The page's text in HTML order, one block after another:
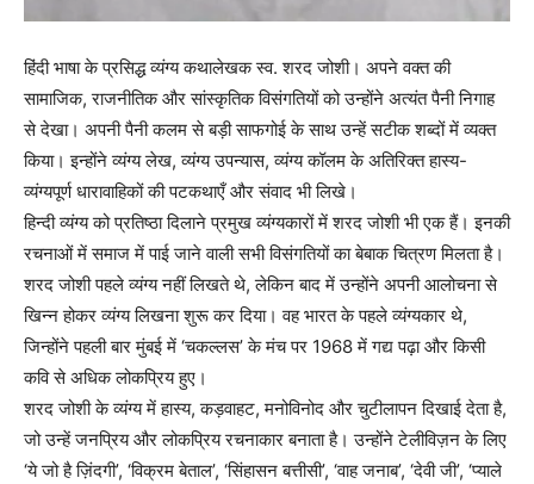
हिंदी भाषा के प्रसिद्ध व्यंग्य कथालेखक स्व. शरद जोशी। अपने वक्त की
सामाजिक, राजनीतिक और सांस्कृतिक विसंगतियों को उन्होंने अत्यंत पैनी निगाह
से देखा। अपनी पैनी कलम से बड़ी साफगोई के साथ उन्हें सटीक शब्दों में व्यक्त
किया। इन्होंने व्यंग्य लेख, व्यंग्य उपन्यास, व्यंग्य कॉलम के अतिरिक्त हास्य-
व्यंग्यपूर्ण धारावाहिकों की पटकथाएँ और संवाद भी लिखे।
हिन्दी व्यंग्य को प्रतिष्ठा दिलाने प्रमुख व्यंग्यकारों में शरद जोशी भी एक हैं। इनकी
रचनाओं में समाज में पाई जाने वाली सभी विसंगतियों का बेबाक चित्रण मिलता है।
शरद जोशी पहले व्यंग्य नहीं लिखते थे, लेकिन बाद में उन्होंने अपनी आलोचना से
खिन्न होकर व्यंग्य लिखना शुरू कर दिया। वह भारत के पहले व्यंग्यकार थे,
जिन्होंने पहली बार मुंबई में ‘चकल्लस’ के मंच पर 1968 में गद्य पढ़ा और किसी
कवि से अधिक लोकप्रिय हुए।
शरद जोशी के व्यंग्य में हास्य, कड़वाहट, मनोविनोद और चुटीलापन दिखाई देता है,
जो उन्हें जनप्रिय और लोकप्रिय रचनाकार बनाता है। उन्होंने टेलीविज़न के लिए
‘ये जो है ज़िंदगी’, ‘विक्रम बेताल’, ‘सिंहासन बत्तीसी’, ‘वाह जनाब’, ‘देवी जी’, ‘प्याले